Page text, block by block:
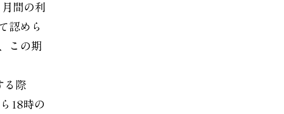
間の利
認めら
この期
る際
18時の